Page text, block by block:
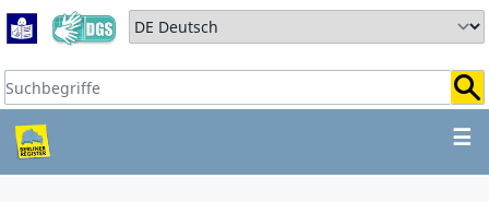
Zum Hauptbereich springen
Zum Hauptmenü springen
Sprache auswählen:
Suchbegriffe:
☰
ZUM HAUPTBEREICH